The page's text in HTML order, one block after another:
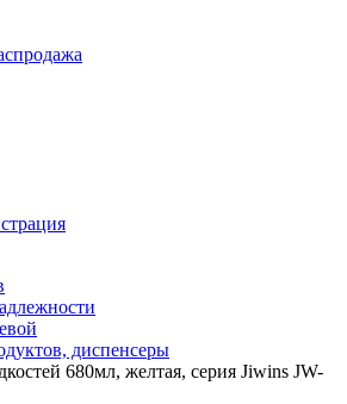
диспенсеры
680мл, желтая, серия Jiwins JW-